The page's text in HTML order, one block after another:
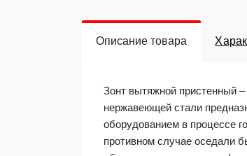
Описание товара
Зонт вытяжной пристенный
нержавеющей стали
оборудованием в процессе
противном случае оседали